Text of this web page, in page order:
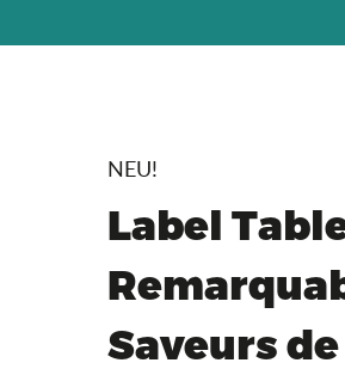
NEU!
Label
Saveurs de